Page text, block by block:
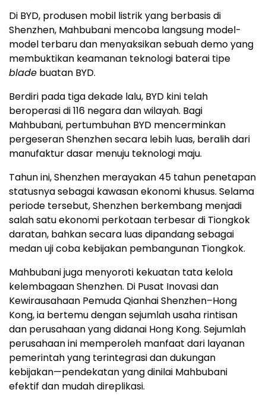
Di BYD, produsen mobil listrik yang berbasis di
Shenzhen, Mahbubani mencoba langsung model-
model terbaru dan menyaksikan sebuah demo yang
membuktikan keamanan teknologi baterai tipe
blade buatan BYD.
Berdiri pada tiga dekade lalu, BYD kini telah
beroperasi di 116 negara dan wilayah. Bagi
Mahbubani, pertumbuhan BYD mencerminkan
pergeseranShenzhensecara lebih luas, beralih dari
manufaktur dasar menuju teknologi maju.
Tahun ini,Shenzhen merayakan 45 tahun penetapan
statusnya sebagai kawasan ekonomi khusus. Selama
periode tersebut,Shenzhen berkembang menjadi
salah satu ekonomi perkotaan terbesar di Tiongkok
daratan, bahkan secara luas dipandang sebagai
medan uji coba kebijakan pembangunan Tiongkok.
Mahbubani juga menyoroti kekuatan tata kelola
kelembagaanShenzhen. Di Pusat Inovasi dan
Kewirausahaan Pemuda Qianhai Shenzhen–Hong
Kong, ia bertemu dengan sejumlah usaha rintisan
dan perusahaan yang didanai Hong Kong. Sejumlah
perusahaan ini memperoleh manfaat dari layanan
pemerintah yang terintegrasi dan dukungan
kebijakan—pendekatan yang dinilai Mahbubani
efektif dan mudah direplikasi.